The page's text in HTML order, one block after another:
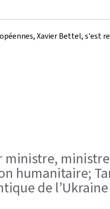
Xavier Bettel, s'est
ministre,
humanitaire;
de l’Ukraine